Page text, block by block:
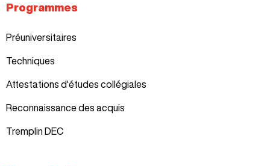
Programmes
Préuniversitaires
Techniques
Attestations d'études collégiales
Reconnaissance des acquis
Tremplin DEC